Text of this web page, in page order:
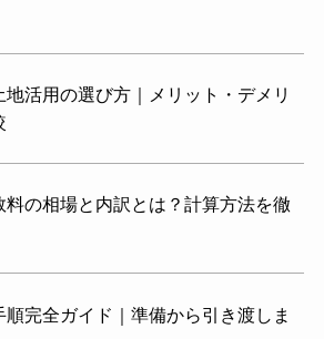
活用の選び方｜メリット・デメリ
料の相場と内訳とは？計算方法を徹
完全ガイド｜準備から引き渡しま